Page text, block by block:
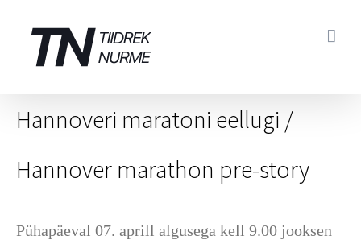
content
Hannoveri maratoni eellugi /
Hannover marathon pre-story
Pühapäeval 07. aprill algusega kell 9.00 jooksen